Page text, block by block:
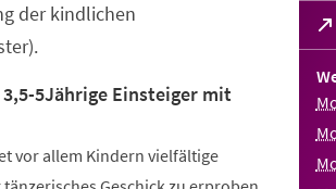
in
der kindlichen
5Jährige Einsteiger mit
vor allem Kindern vielfältige